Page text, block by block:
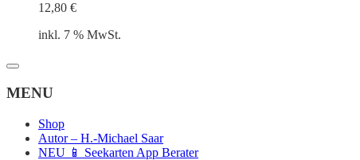
12,80 €
inkl. 7 % MwSt.
MENU
Shop
Autor – H.-Michael Saar
NEU 📱 Seekarten App Berater